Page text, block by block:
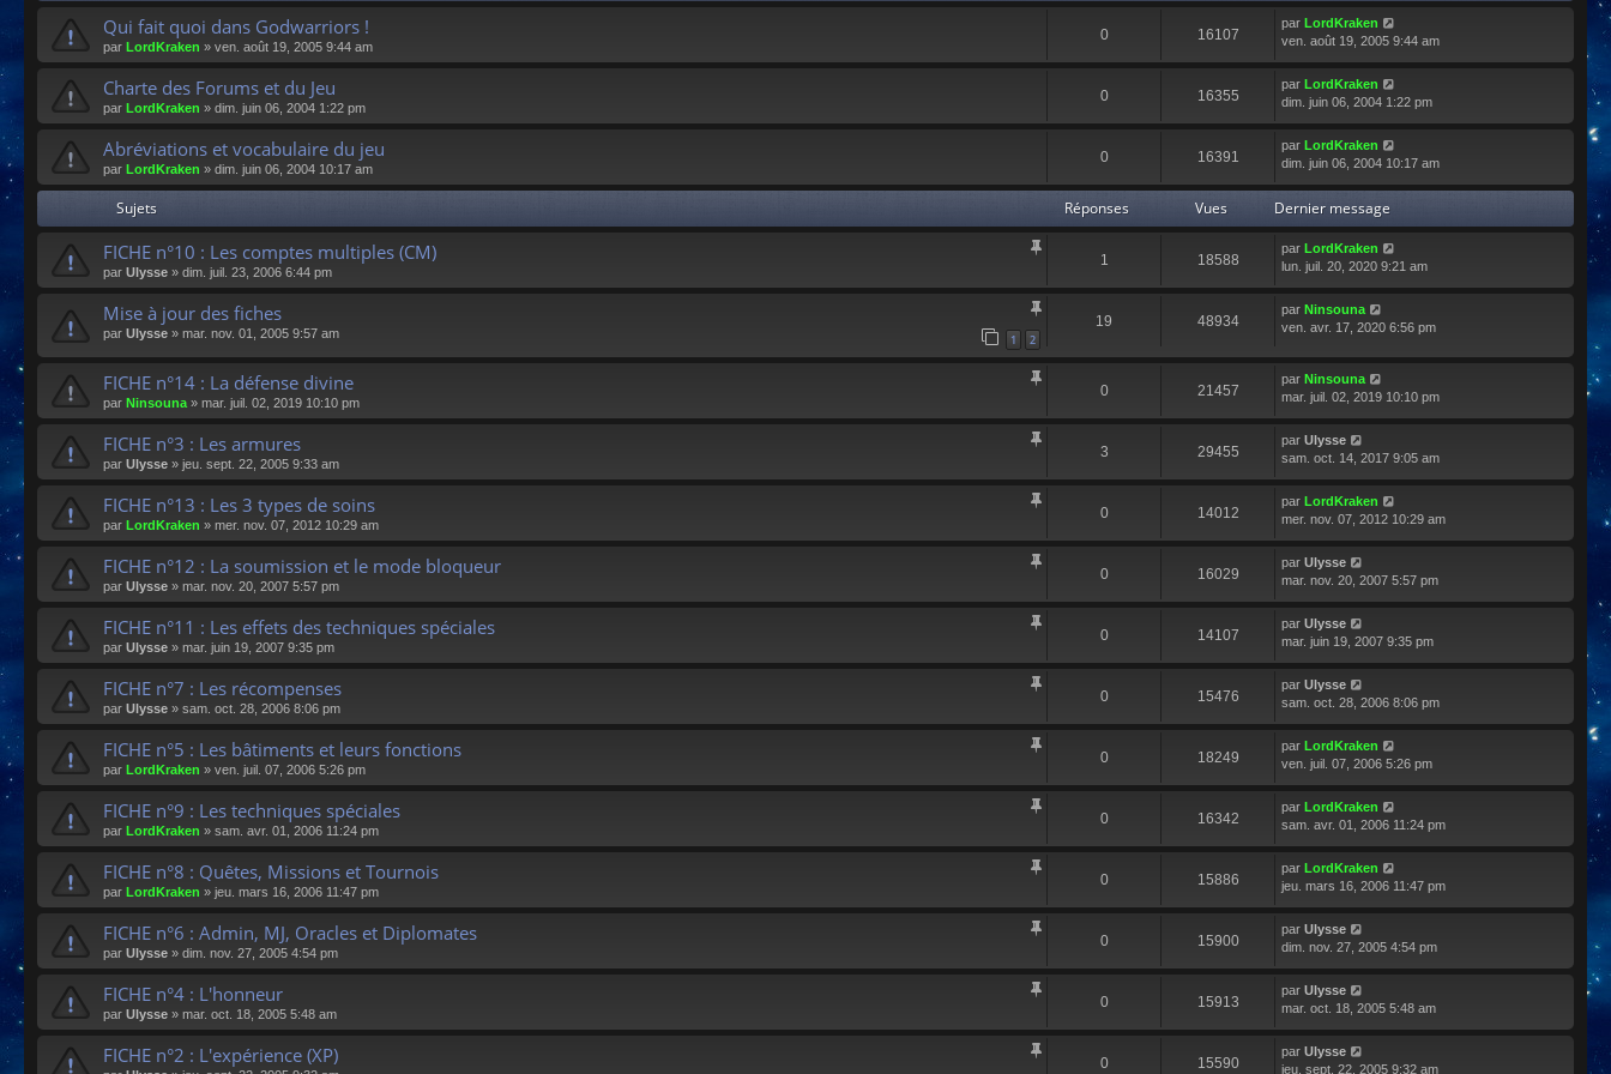
e
d
r
r
m
s
a
Qui fait quoi dans Godwarriors !
par LordKraken » ven. août 19, 2005 9:44 am
0 16107
par LordKraken
ven. août 19, 2005 9:44 am
Charte des Forums et du Jeu
par LordKraken » dim. juin 06, 2004 1:22 pm
0 16355
par LordKraken
dim. juin 06, 2004 1:22 pm
Abréviations et vocabulaire du jeu
par LordKraken » dim. juin 06, 2004 10:17 am
0 16391
par LordKraken
dim. juin 06, 2004 10:17 am
Sujets Réponses Vues Dernier message
FICHE n°10 : Les comptes multiples (CM)
par Ulysse » dim. juil. 23, 2006 6:44 pm
1 18588
par LordKraken
lun. juil. 20, 2020 9:21 am
Mise à jour des fiches
par Ulysse » mar. nov. 01, 2005 9:57 am 1 2
19 48934
par Ninsouna
ven. avr. 17, 2020 6:56 pm
FICHE n°14 : La défense divine
par Ninsouna » mar. juil. 02, 2019 10:10 pm
0 21457
par Ninsouna
mar. juil. 02, 2019 10:10 pm
FICHE n°3 : Les armures
par Ulysse » jeu. sept. 22, 2005 9:33 am
3 29455
par Ulysse
sam. oct. 14, 2017 9:05 am
FICHE n°13 : Les 3 types de soins
par LordKraken » mer. nov. 07, 2012 10:29 am
0 14012
par LordKraken
mer. nov. 07, 2012 10:29 am
FICHE n°12 : La soumission et le mode bloqueur
par Ulysse » mar. nov. 20, 2007 5:57 pm
0 16029
par Ulysse
mar. nov. 20, 2007 5:57 pm
FICHE n°11 : Les effets des techniques spéciales
par Ulysse » mar. juin 19, 2007 9:35 pm
0 14107
par Ulysse
mar. juin 19, 2007 9:35 pm
FICHE n°7 : Les récompenses
par Ulysse » sam. oct. 28, 2006 8:06 pm
0 15476
par Ulysse
sam. oct. 28, 2006 8:06 pm
FICHE n°5 : Les bâtiments et leurs fonctions
par LordKraken » ven. juil. 07, 2006 5:26 pm
0 18249
par LordKraken
ven. juil. 07, 2006 5:26 pm
FICHE n°9 : Les techniques spéciales
par LordKraken » sam. avr. 01, 2006 11:24 pm
0 16342
par LordKraken
sam. avr. 01, 2006 11:24 pm
FICHE n°8 : Quêtes, Missions et Tournois
par LordKraken » jeu. mars 16, 2006 11:47 pm
0 15886
par LordKraken
jeu. mars 16, 2006 11:47 pm
FICHE n°6 : Admin, MJ, Oracles et Diplomates
par Ulysse » dim. nov. 27, 2005 4:54 pm
0 15900
par Ulysse
dim. nov. 27, 2005 4:54 pm
FICHE n°4 : L'honneur
par Ulysse » mar. oct. 18, 2005 5:48 am
0 15913
par Ulysse
mar. oct. 18, 2005 5:48 am
FICHE n°2 : L'expérience (XP) 0 15590
par Ulysse
jeu. sept. 22, 2005 9:32 am